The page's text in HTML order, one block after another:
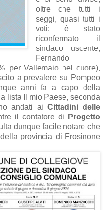
oltre che tutti i
seggi, quasi tutti i
voti: è stato
riconfermato il
sindaco uscente,
Fernando
per Vallemaio nel cuore),
a prevalere su Pompeo
anni fa a capo della
lista Il mio Paese, seconda
andati aiCittadini delle
il contatore di
Progetto
dunque facile notare che
provincia di Frosinone